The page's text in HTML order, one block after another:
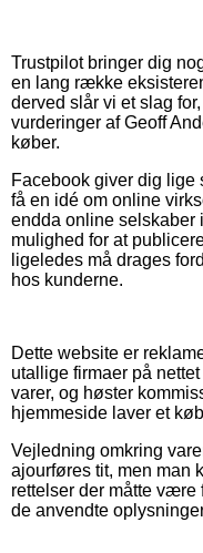
Trustpilot bringer dig
en lang række
derved slår vi et slag
vurderinger af Geoff
køber.
Facebook giver dig lige
få en idé om online
endda online selskaber
mulighed for at
ligeledes må drages
hos kunderne.
Dette website er
utallige firmaer på
varer, og høster
hjemmeside laver et
Vejledning omkring
ajourføres tit, men man
rettelser der måtte være
de anvendte